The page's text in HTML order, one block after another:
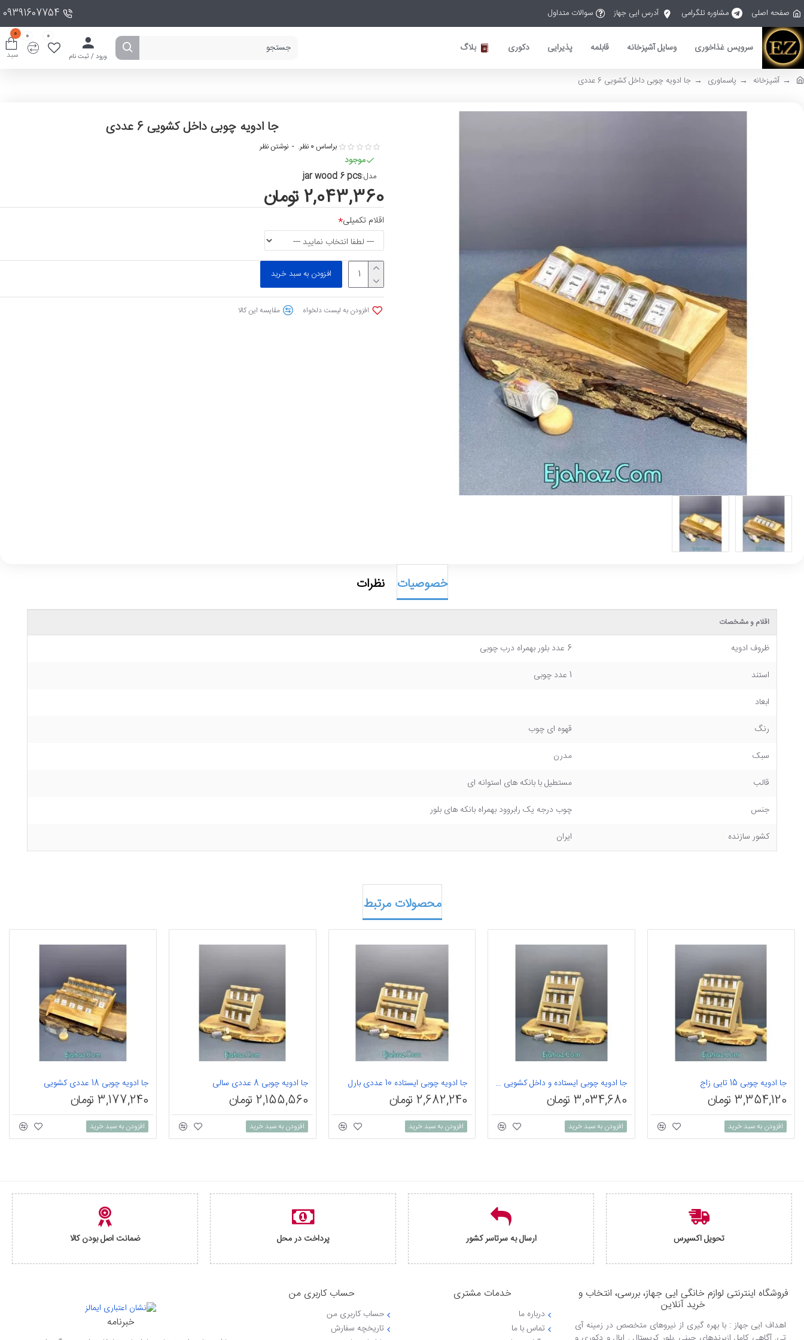
صفحه اصلی مشاوره تلگرامی آدرس ایی جهاز سوالات متداول 09391607754
سرویس غذاخوری وسایل آشپزخانه قابلمه پذیرایی دکوری بلاگ
ورود / ثبت نام
0
0
سبد
0
آشپزخانه پاسماوری جا ادویه چوبی داخل کشویی 6 عددی
جا ادویه چوبی داخل کشویی 6 عددی
موجود
مدل:jar wood 6 pcs
براساس 0 نظر. - نوشتن نظر
2,043,360 تومان
اقلام تکمیلی
افزودن به سبد خرید
افزودن به لیست دلخواه مقایسه این کالا
خصوصیات نظرات
اقلام و مشخصات
ظروف ادویه
6 عدد بلور بهمراه درب چوبی
استند
1 عدد چوبی
ابعاد
رنگ
قهوه ای چوب
سبک
مدرن
قالب
مستطیل با بانکه های استوانه ای
جنس
چوب درجه یک رابروود بهمراه بانکه های بلور
کشور سازنده
ایران
محصولات مرتبط
جا ادویه چوبی 15 تایی زاج
3,354,120 تومان
افزودن به سبد خرید
جا ادویه چوبی ایستاده و داخل کشویی هامور 12 عددی
3,034,680 تومان
افزودن به سبد خرید
جا ادویه چوبی ایستاده 10 عددی بارل
2,682,240 تومان
افزودن به سبد خرید
جا ادویه چوبی 8 عددی سالی
2,155,560 تومان
افزودن به سبد خرید
جا ادویه چوبی 18 عددی کشویی
3,177,240 تومان
افزودن به سبد خرید
تحویل اکسپرس ارسال به سرتاسر کشور پرداخت در محل ضمانت اصل بودن کالا
فروشگاه اینترنتی لوازم خانگی ایی جهاز، بررسی، انتخاب و
خرید آنلاین
اهداف ایی جهاز : با بهره گیری از نیروهای متخصص در زمینه آی
خدمات مشتری
درباره ما
تماس با ما
حساب کاربری من
حساب کاربری من
تاریخچه سفارش
خبرنامه